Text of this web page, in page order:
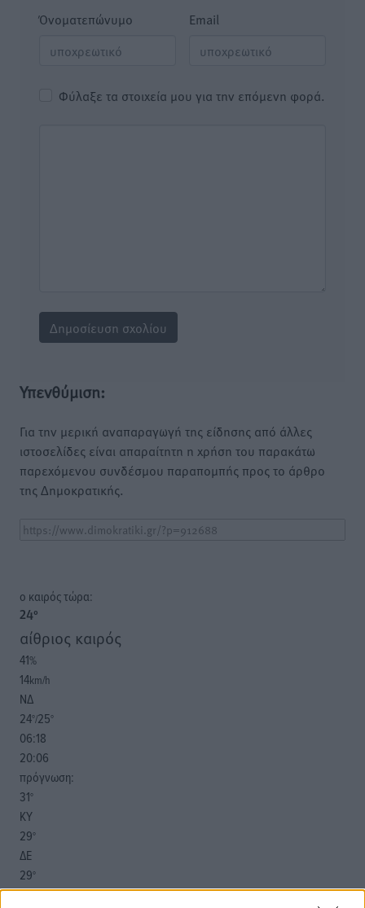
Όνοματεπώνυμο Email
Φύλαξε τα στοιχεία μου για την επόμενη φορά.
Υπενθύμιση:
Για την μερική αναπαραγωγή της είδησης από άλλες
ιστοσελίδες είναι απαραίτητη η χρήση του παρακάτω
παρεχόμενου συνδέσμου παραπομπής προς το άρθρο
της Δημοκρατικής.
o καιρός τώρα:
24°
αίθριος καιρός
41%
14km/h
ΝΔ
24°/25°
06:18
20:06
πρόγνωση:
31°
ΚΥ
29°
ΔΕ
29°
ΤΡ